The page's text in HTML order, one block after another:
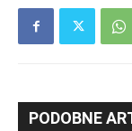
PODOBNE